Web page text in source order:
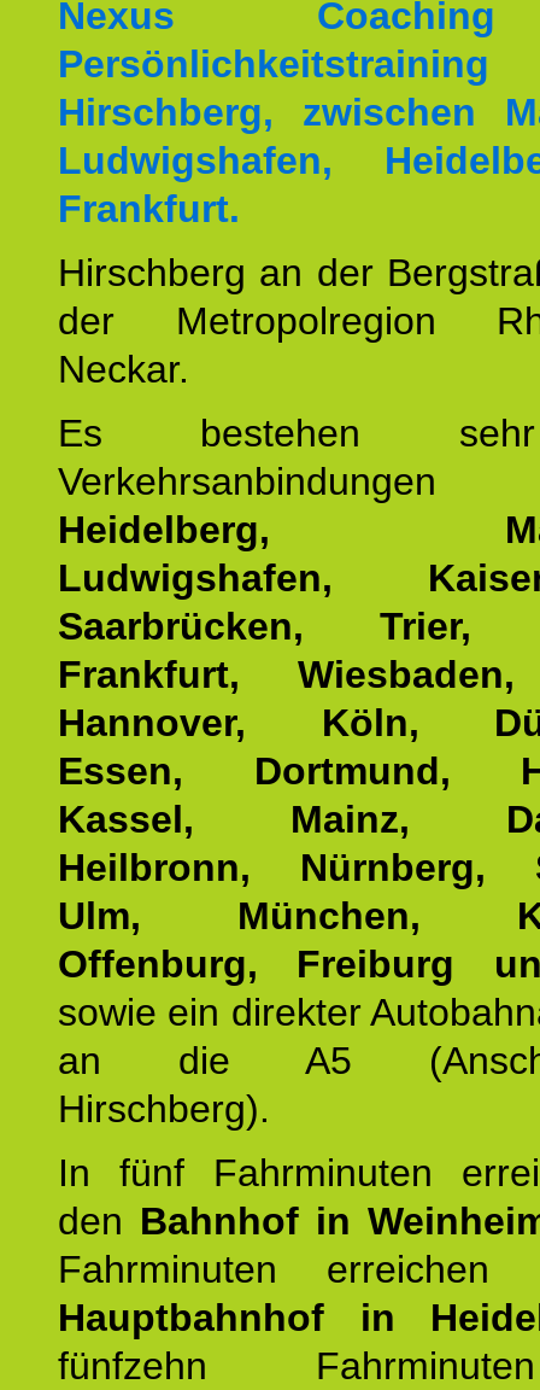
Nexus
Hirschberg, zwischen
Ludwigshafen,
Frankfurt.
Hirschberg an der
der Metropolregion
Neckar.
Es bestehen
Heidelberg,
Ludwigshafen,
Saarbrücken, Trier,
Frankfurt,
Hannover, Köln,
Essen, Dortmund,
Kassel, Mainz,
Heilbronn, Nürnberg,
Ulm, München,
Offenburg, Freiburg
sowie ein direkter
an die A5
Hirschberg).
In fünf Fahrminuten
den Bahnhof in
Fahrminuten
Hauptbahnhof in
fünfzehn